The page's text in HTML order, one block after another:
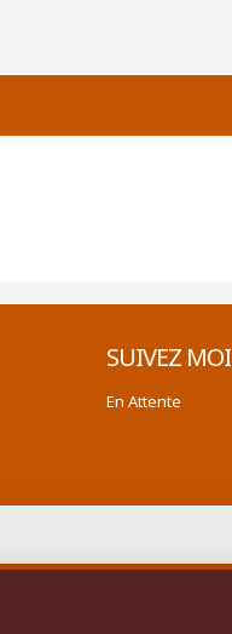
SUIVEZ MOI
En Attente